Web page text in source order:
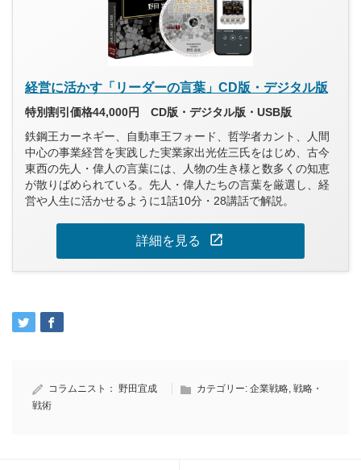
経営に活かす「リーダーの言葉」CD版・デジタル版
特別割引価格44,000円 CD版・デジタル版・USB版
鉄鋼王カーネギー、自動車王フォード、哲学者カント、人間
中心の事業経営を実践した実業家出光佐三氏をはじめ、古今
東西の先人・偉人の言葉には、人物の生き様と数多くの知恵
が散りばめられている。先人・偉人たちの言葉を厳選し、経
営や人生に活かせるように1話10分・28講話で解説。
詳細を見る open_in_new
コラムニスト： 野田宜成 カテゴリー: 企業戦略 戦略・
戦術